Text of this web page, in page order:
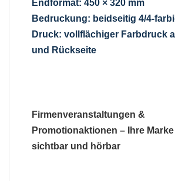
Endformat: 450 × 320 mm
Bedruckung: beidseitig 4/4-
Druck: vollflächiger Farbdruck
und Rückseite
Firmenveranstaltungen &
Promotionaktionen – Ihre Marke
sichtbar und hörbar